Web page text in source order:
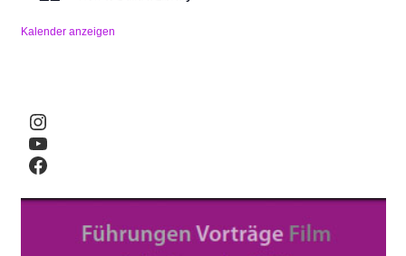
Kalender anzeigen
Instagram
YouTube
Facebook